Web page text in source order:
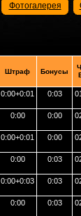
Фотогалерея
Штраф Бонусы
0:00+0:01 0:03
0:00 0:00
0:00+0:01 0:00
0:00 0:03
0:00+0:03 0:03
0:00 0:03